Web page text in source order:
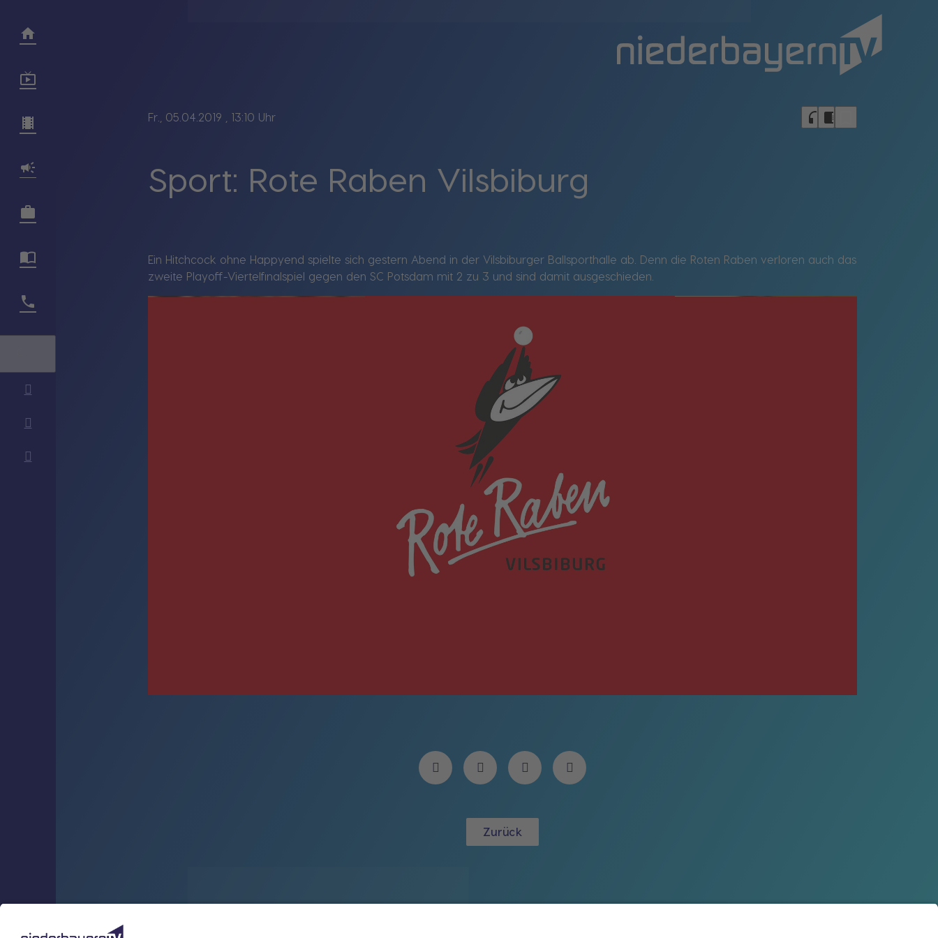
Fr., 05.04.2019 , 13:10 Uhr headphones chrome_reader_mode
Sport: Rote Raben Vilsbiburg
Ein Hitchcock ohne Happyend spielte sich gestern Abend in der Vilsbiburger Ballsporthalle ab. Denn die Roten Raben verloren auch das
zweite Playoff-Viertelfinalspiel gegen den SC Potsdam mit 2 zu 3 und sind damit ausgeschieden.
Zurück